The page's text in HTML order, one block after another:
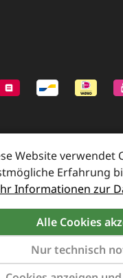
Rücksendung
Vertrag
Website verwendet
Erfahrung
Informationen zur
Alle Cookies
Nur technisch